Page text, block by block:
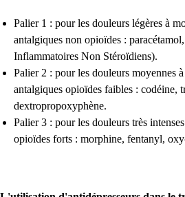
Palier 1 : pour les douleurs légères à
antalgiques non opioïdes :
Inflammatoires Non Stéroïdiens).
Palier 2 : pour les douleurs moyennes
antalgiques opioïdes faibles : codéine,
dextropropoxyphène.
Palier 3 : pour les douleurs très
opioïdes forts : morphine, fentanyl,